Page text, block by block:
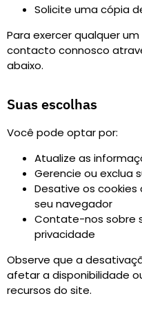
Solicite uma cópia
Para exercer qualquer
contacto connosco
abaixo.
Suas escolhas
Você pode optar por:
Atualize as
Gerencie ou exclua
Desative os
seu navegador
Contate-nos sobre
privacidade
Observe que a
afetar a disponibilidade
recursos do site.